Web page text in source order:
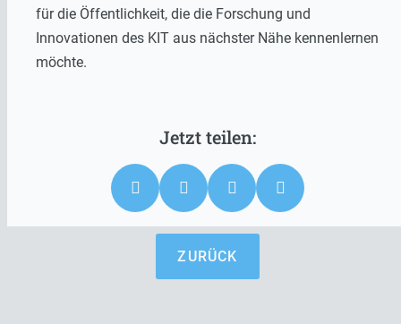
für die Öffentlichkeit, die die Forschung und
Innovationen des KIT aus nächster Nähe kennenlernen
möchte.
ZURÜCK